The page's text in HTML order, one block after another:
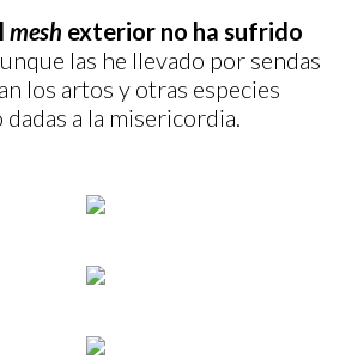
mesh exterior no ha sufrido
las he llevado por sendas
los artos y otras especies
a la misericordia.